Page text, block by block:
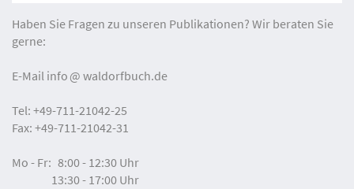
Haben Sie Fragen zu unseren Publikationen? Wir beraten Sie
gerne:
E-Mail info waldorfbuch.de
Tel: +49-711-21042-25
Fax: +49-711-21042-31
Mo - Fr: 8:00 - 12:30 Uhr
13:30 - 17:00 Uhr